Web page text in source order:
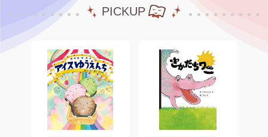
PICKUP